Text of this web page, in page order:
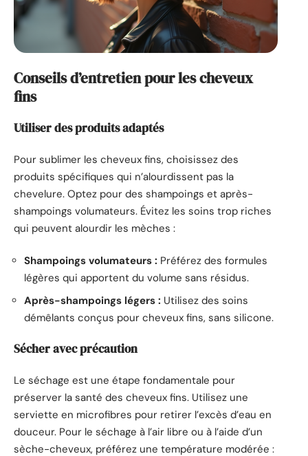
Conseils d’entretien pour les cheveux
fins
Utiliser des produits adaptés
Pour sublimer les cheveux fins, choisissez des
produits spécifiques qui n’alourdissent pas la
chevelure. Optez pour des shampoings et après-
shampoings volumateurs. Évitez les soins trop riches
qui peuvent alourdir les mèches :
Shampoings volumateurs : Préférez des formules
légères qui apportent du volume sans résidus.
Après-shampoings légers : Utilisez des soins
démêlants conçus pour cheveux fins, sans silicone.
Sécher avec précaution
Le séchage est une étape fondamentale pour
préserver la santé des cheveux fins. Utilisez une
serviette en microfibres pour retirer l’excès d’eau en
douceur. Pour le séchage à l’air libre ou à l’aide d’un
sèche-cheveux, préférez une température modérée :